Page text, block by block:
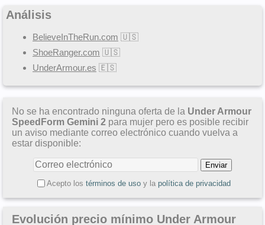
Análisis
BelieveInTheRun.com 🇺🇸
ShoeRanger.com 🇺🇸
UnderArmour.es 🇪🇸
No se ha encontrado ninguna oferta de la Under Armour
SpeedForm Gemini 2 para mujer pero es posible recibir
un aviso mediante correo electrónico cuando vuelva a
estar disponible:
Acepto los términos de usoy la política de privacidad
Evolución precio mínimo Under Armour